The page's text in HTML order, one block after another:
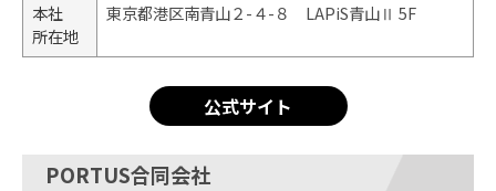
本社
所在地
東京都港区南青山２-４-８ LAPiS青山Ⅱ 5F
公式サイト
PORTUS合同会社